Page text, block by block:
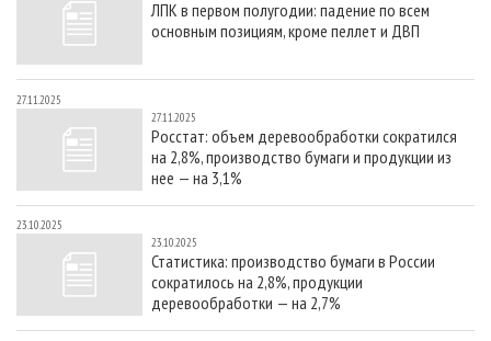
СУШКА ДРЕВЕСИНЫ
ПРОИЗВОДСТВО ДРЕВЕСНЫХ ПЛИТ
ДЕРЕВЯННОЕ ДОМОСТРОЕНИЕ
ПРОИЗВОДСТВО МЕБЕЛИ
БИОЭНЕРГЕТИКА
ЦБП
ИНСТРУМЕНТ И МАТЕРИАЛЫ
ПЕРСОНЫ
МОБИЛЬНЫЕ ВЫСТАВКИ
ПРИОРИТЕТНЫЕ ИНВЕСТПРОЕКТЫ
RUSSIAN FORESTRY REVIEW
ГАЗЕТА ЛЕСПРОМФОРУМ
БИБЛИОТЕКА СПЕЦИАЛИСТА
КОНТАКТЫ
РЕКЛАМА
ЛПК в первом полугодии: падение по всем
основным позициям, кроме пеллет и ДВП
27.11.2025
27.11.2025
Росстат: объем деревообработки сократился
на 2,8%, производство бумаги и продукции из
нее — на 3,1%
23.10.2025
23.10.2025
Статистика: производство бумаги в России
сократилось на 2,8%, продукции
деревообработки — на 2,7%